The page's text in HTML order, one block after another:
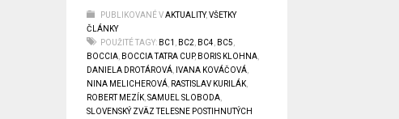
PUBLIKOVANÉ V AKTUALITY,VŠETKY
ČLÁNKY
POUŽITÉ TAGY: BC1 , BC2, BC4, BC5,
BOCCIA, BOCCIA TATRA CUP, BORIS KLOHNA,
DANIELA DROTÁROVÁ, IVANA KOVÁČOVÁ,
NINA MELICHEROVÁ, RASTISLAV KURILÁK,
ROBERT MEZÍK,SAMUEL SLOBODA,
SLOVENSKÝ ZVÄZ TELESNE POSTIHNUTÝCH